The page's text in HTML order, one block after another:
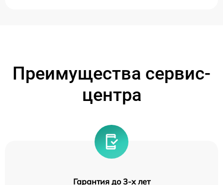
Преимущества сервис-
центра
Гарантия до 3-х лет